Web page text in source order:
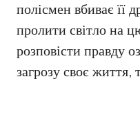
полісмен вбиває її
пролити світло на
розповісти правду
загрозу своє життя,